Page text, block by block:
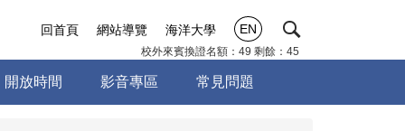
回首頁 網站導覽 海洋大學 EN
校外來賓換證名額：49 剩餘：45
開放時間 影音專區 常見問題